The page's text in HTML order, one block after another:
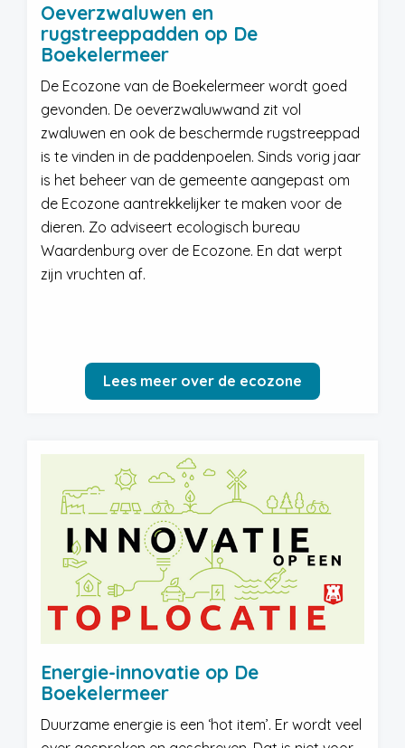
Oeverzwaluwen en
rugstreeppadden op De
Boekelermeer
De Ecozone van de Boekelermeer wordt goed
gevonden. De oeverzwaluwwand zit vol
zwaluwen en ook de beschermde rugstreeppad
is te vinden in de paddenpoelen. Sinds vorig jaar
is het beheer van de gemeente aangepast om
de Ecozone aantrekkelijker te maken voor de
dieren. Zo adviseert ecologisch bureau
Waardenburg over de Ecozone. En dat werpt
zijn vruchten af.
Lees meer over de ecozone
Energie-innovatie op De
Boekelermeer
Duurzame energie is een ‘hot item’. Er wordt veel